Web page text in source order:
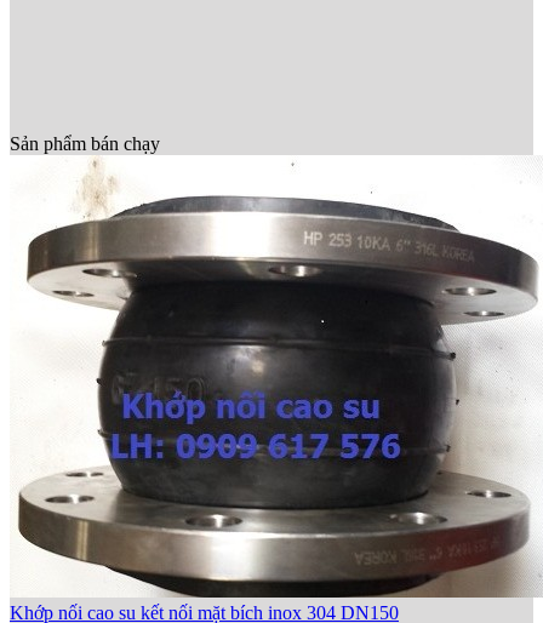
Sản phẩm bán chạy
Khớp nối cao su kết nối mặt bích inox 304 DN150